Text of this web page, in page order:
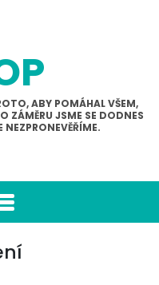
ABY POMÁHAL VŠEM,
ZÁMĚRU JSME SE DODNES
NEZPRONEVĚŘÍME.